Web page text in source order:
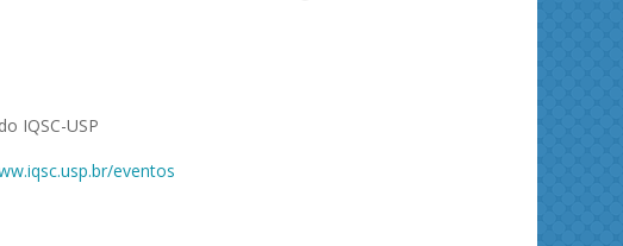
IQSC-USP
eventos